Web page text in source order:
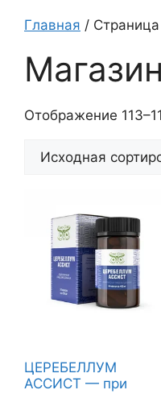
Главная /
Магазин
Отображение
ЦЕРЕБЕЛЛУМ
АССИСТ — при